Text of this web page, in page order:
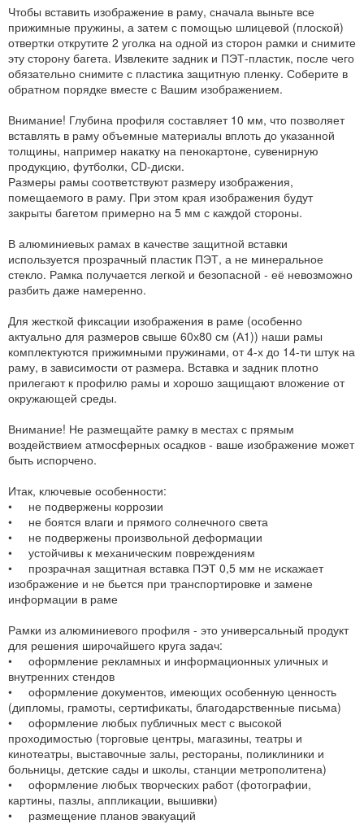
Чтобы вставить изображение в раму, сначала выньте все
прижимные пружины, а затем с помощью шлицевой (плоской)
отвертки открутите 2 уголка на одной из сторон рамки и снимите
эту сторону багета. Извлеките задник и ПЭТ-пластик, после чего
обязательно снимите с пластика защитную пленку. Соберите в
обратном порядке вместе с Вашим изображением.
Внимание! Глубина профиля составляет 10 мм, что позволяет
вставлять в раму объемные материалы вплоть до указанной
толщины, например накатку на пенокартоне, сувенирную
продукцию, футболки, CD-диски.
Размеры рамы соответствуют размеру изображения,
помещаемого в раму. При этом края изображения будут
закрыты багетом примерно на 5 мм с каждой стороны.
В алюминиевых рамах в качестве защитной вставки
используется прозрачный пластик ПЭТ, а не минеральное
стекло. Рамка получается легкой и безопасной - её невозможно
разбить даже намеренно.
Для жесткой фиксации изображения в раме (особенно
актуально для размеров свыше 60х80 см (А1)) наши рамы
комплектуются прижимными пружинами, от 4-х до 14-ти штук на
раму, в зависимости от размера. Вставка и задник плотно
прилегают к профилю рамы и хорошо защищают вложение от
окружающей среды.
Внимание! Не размещайте рамку в местах с прямым
воздействием атмосферных осадков - ваше изображение может
быть испорчено.
Итак, ключевые особенности:
• не подвержены коррозии
• не боятся влаги и прямого солнечного света
• не подвержены произвольной деформации
• устойчивы к механическим повреждениям
• прозрачная защитная вставка ПЭТ 0,5 мм не искажает
изображение и не бьется при транспортировке и замене
информации в раме
Рамки из алюминиевого профиля - это универсальный продукт
для решения широчайшего круга задач:
• оформление рекламных и информационных уличных и
внутренних стендов
• оформление документов, имеющих особенную ценность
(дипломы, грамоты, сертификаты, благодарственные письма)
• оформление любых публичных мест с высокой
проходимостью (торговые центры, магазины, театры и
кинотеатры, выставочные залы, рестораны, поликлиники и
больницы, детские сады и школы, станции метрополитена)
• оформление любых творческих работ (фотографии,
картины, пазлы, аппликации, вышивки)
• размещение планов эвакуаций